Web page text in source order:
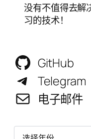
没有不值得去解
习的技术！
GitHub
Telegram
电子邮件
归